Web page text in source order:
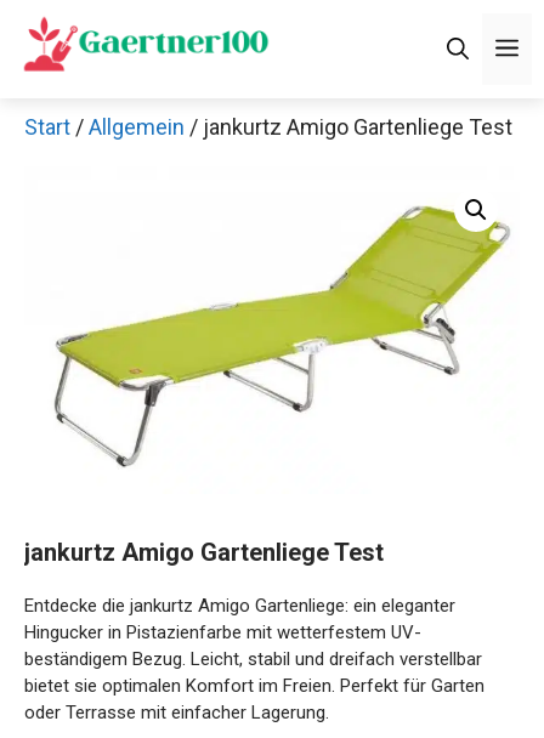
Zum
Inhalt
Start /Allgemein / jankurtz Amigo Gartenliege Test
jankurtz Amigo Gartenliege Test
Entdecke die jankurtz Amigo Gartenliege: ein eleganter
Hingucker in Pistazienfarbe mit wetterfestem UV-
beständigem Bezug. Leicht, stabil und dreifach verstellbar
bietet sie optimalen Komfort im Freien. Perfekt für Garten
oder Terrasse mit einfacher Lagerung.